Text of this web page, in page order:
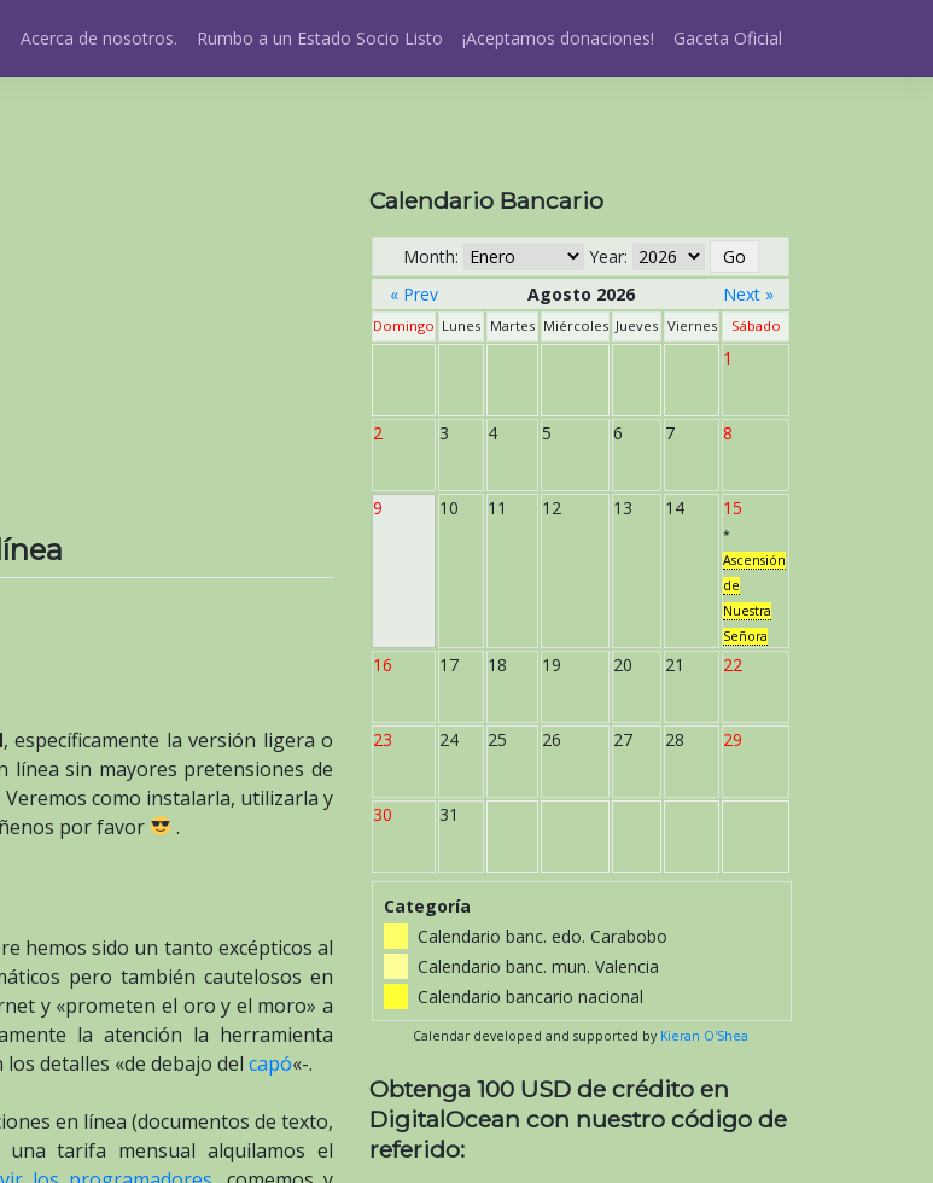
Acerca de nosotros. Rumbo a un Estado Socio Listo ¡Aceptamos donaciones! Gaceta Oficial
, específicamente la versión ligera o
sin mayores pretensiones de
como instalarla, utilizarla y
por favor
.
hemos sido un tanto excépticos al
pero también cautelosos en
y «prometen el oro y el moro» a
la atención la herramienta
detalles «de debajo del capó«-.
en línea (documentos de texto,
tarifa mensual alquilamos el
Calendario Bancario
Month:
Year:
« Prev
Agosto 2026 Next »
Domingo Lunes Martes Miércoles Jueves Viernes Sábado
1
2 3 4 5 6 7 8
9 10 11 12 13 14 15
*
Ascensión
de
Nuestra
Señora
16 17 18 19 20 21 22
23 24 25 26 27 28 29
30 31
Categoría
Calendario banc. edo. Carabobo
Calendario banc. mun. Valencia
Calendario bancario nacional
Calendar developed and supported by Kieran O'Shea
Obtenga 100 USD de crédito en
DigitalOcean con nuestro código de
referido: